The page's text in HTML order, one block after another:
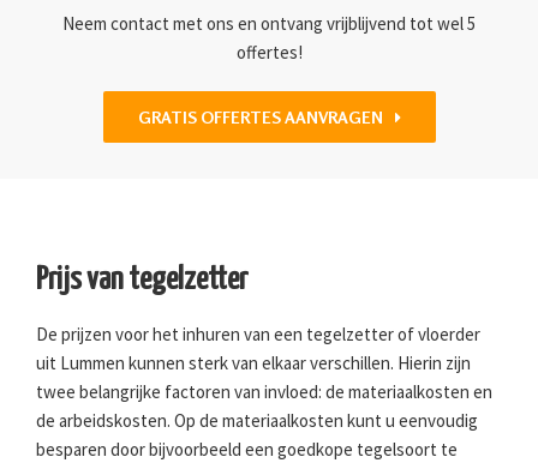
Neem contact met ons en ontvang vrijblijvend tot wel 5
offertes!
GRATIS OFFERTES AANVRAGEN
Prijs van tegelzetter
De prijzen voor het inhuren van een tegelzetter of vloerder
uit Lummen kunnen sterk van elkaar verschillen. Hierin zijn
twee belangrijke factoren van invloed: de materiaalkosten en
de arbeidskosten. Op de materiaalkosten kunt u eenvoudig
besparen door bijvoorbeeld een goedkope tegelsoort te